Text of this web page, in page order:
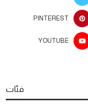
“بيض وكحل” يدخل سباق رمضان 2027
PINTEREST
YOUTUBE
فئات